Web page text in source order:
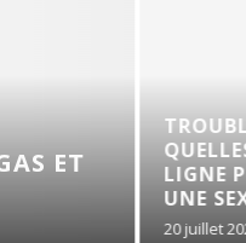
TROUBLES DE
QUELLES SOLUTIONS
LIGNE POUR
UNE SEXUALITÉ...